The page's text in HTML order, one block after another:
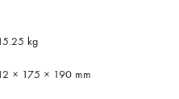
kg
× 175 × 190 mm